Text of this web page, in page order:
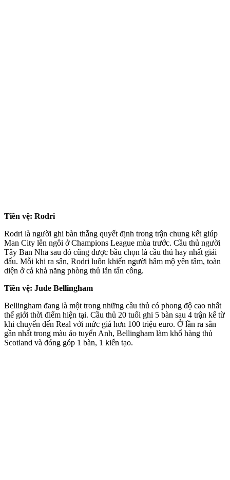
Tiền vệ: Rodri
Rodri là người ghi bàn thắng quyết định trong trận chung kết giúp
Man City lên ngôi ở Champions League mùa trước. Cầu thủ người
Tây Ban Nha sau đó cũng được bầu chọn là cầu thủ hay nhất giải
đấu. Mỗi khi ra sân, Rodri luôn khiến người hâm mộ yên tâm, toàn
diện ở cả khả năng phòng thủ lẫn tấn công.
Tiền vệ: Jude Bellingham
Bellingham đang là một trong những cầu thủ có phong độ cao nhất
thế giới thời điểm hiện tại. Cầu thủ 20 tuổi ghi 5 bàn sau 4 trận kể từ
khi chuyển đến Real với mức giá hơn 100 triệu euro. Ở lần ra sân
gần nhất trong màu áo tuyển Anh, Bellingham làm khổ hàng thủ
Scotland và đóng góp 1 bàn, 1 kiến tạo.